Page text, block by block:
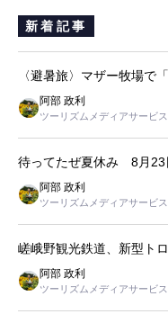
新着記事
〈避暑旅〉マザー牧場で
阿部 政利
ツーリズムメディアサービス
待ってたぜ夏休み 8月23
阿部 政利
ツーリズムメディアサービス
嵯峨野観光鉄道、新型ト
阿部 政利
ツーリズムメディアサービス